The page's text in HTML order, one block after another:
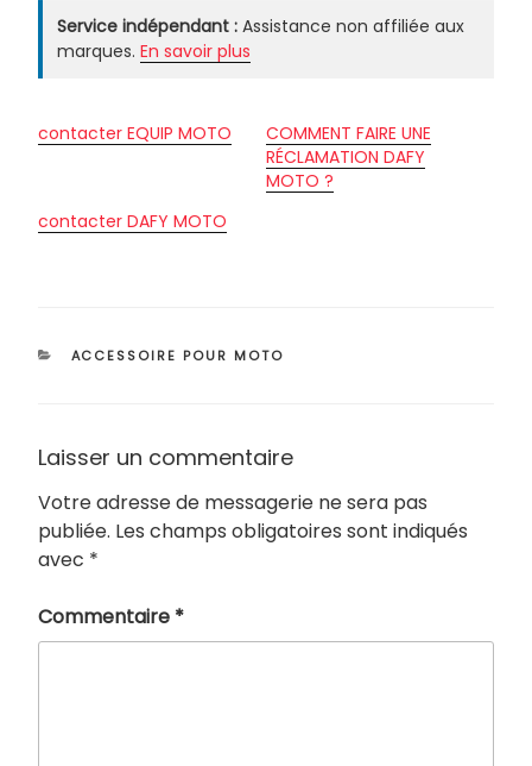
Service indépendant : Assistance non affiliée aux
marques. En savoir plus
contacter EQUIP MOTO
COMMENT FAIRE UNE
RÉCLAMATION DAFY
MOTO ?
contacter DAFY MOTO
CATÉGORIES
ACCESSOIRE POUR MOTO
Laisser un commentaire
Votre adresse de messagerie ne sera pas
publiée. Les champs obligatoires sont indiqués
avec *
Commentaire *